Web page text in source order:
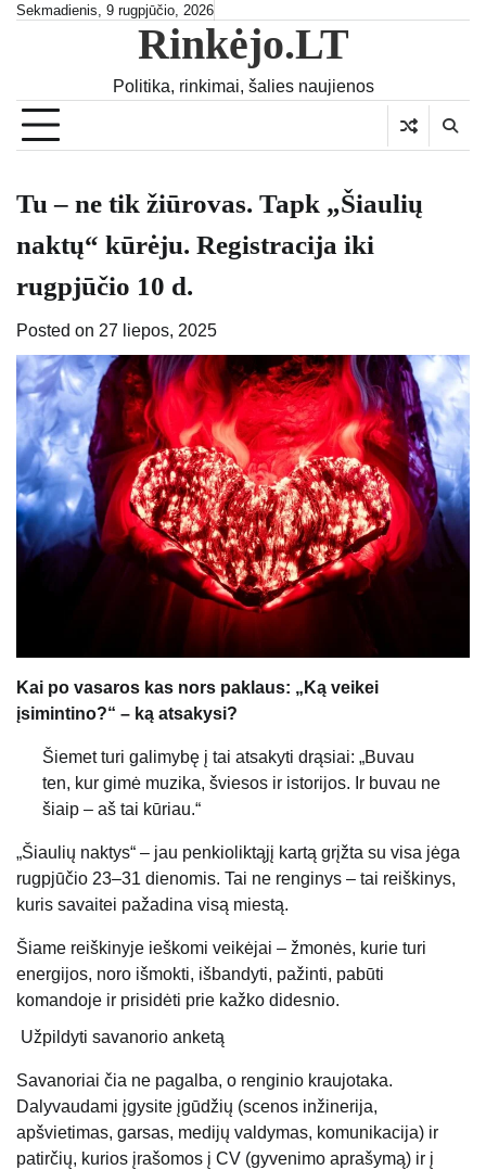
SkipSekmadienis, 9 rugpjūčio, 2026
Rinkėjo.LT
Politika, rinkimai, šalies naujienos
Tu – ne tik žiūrovas. Tapk „Šiaulių
naktų“ kūrėju. Registracija iki
rugpjūčio 10 d.
Posted on 27 liepos, 2025
Kai po vasaros kas nors paklaus: „Ką veikei
įsimintino?“ – ką atsakysi?
Šiemet turi galimybę į tai atsakyti drąsiai: „Buvau
ten, kur gimė muzika, šviesos ir istorijos. Ir buvau ne
šiaip – aš tai kūriau.“
„Šiaulių naktys“ – jau penkioliktąjį kartą grįžta su visa jėga
rugpjūčio 23–31 dienomis. Tai ne renginys – tai reiškinys,
kuris savaitei pažadina visą miestą.
Šiame reiškinyje ieškomi veikėjai – žmonės, kurie turi
energijos, noro išmokti, išbandyti, pažinti, pabūti
komandoje ir prisidėti prie kažko didesnio.
Užpildyti savanorio anketą
Savanoriai čia ne pagalba, o renginio kraujotaka.
Dalyvaudami įgysite įgūdžių (scenos inžinerija,
apšvietimas, garsas, medijų valdymas, komunikacija) ir
patirčių, kurios įrašomos į CV (gyvenimo aprašymą) ir į